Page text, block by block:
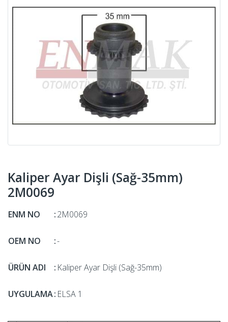
Kaliper Ayar Dişli (Sağ-35mm)
2M0069
ENM NO :2M0069
OEM NO :-
ÜRÜN ADI : Kaliper Ayar Dişli (Sağ-35mm)
UYGULAMA: ELSA 1